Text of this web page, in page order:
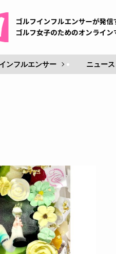
インフルエンサー ニュース